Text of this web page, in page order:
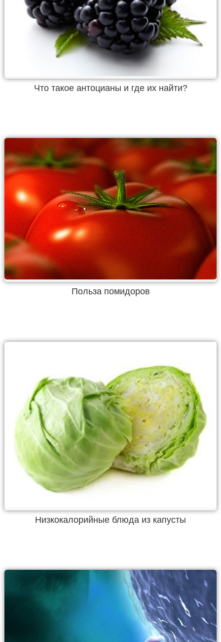
Что такое антоцианы и где их найти?
Польза помидоров
Низкокалорийные блюда из капусты